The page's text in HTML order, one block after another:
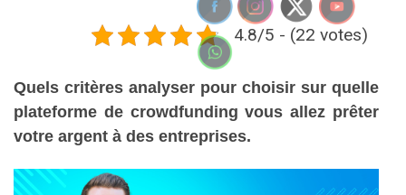
4.8/5 - (22 votes)
Quels critères analyser pour choisir sur quelle
plateforme de crowdfunding vous allez prêter
votre argent à des entreprises.